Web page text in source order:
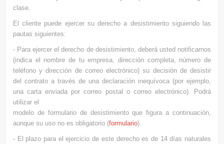
clase.
El cliente puede ejercer su derecho a desistimiento siguiendo las
pautas siguientes:
- Para ejercer el derecho de desistimiento, deberá usted notificarnos
(indica el nombre de tu empresa, dirección completa, número de
teléfono y dirección de correo electrónico) su decisión de desistir
del contrato a través de una declaración inequívoca (por ejemplo,
una carta enviada por correo postal o correo electrónico). Podrá
utilizar el
modelo de formulario de desistimiento que figura a continuación,
aunque su uso no es obligatorio (formulario).
- El plazo para el ejercicio de este derecho es de 14 días naturales